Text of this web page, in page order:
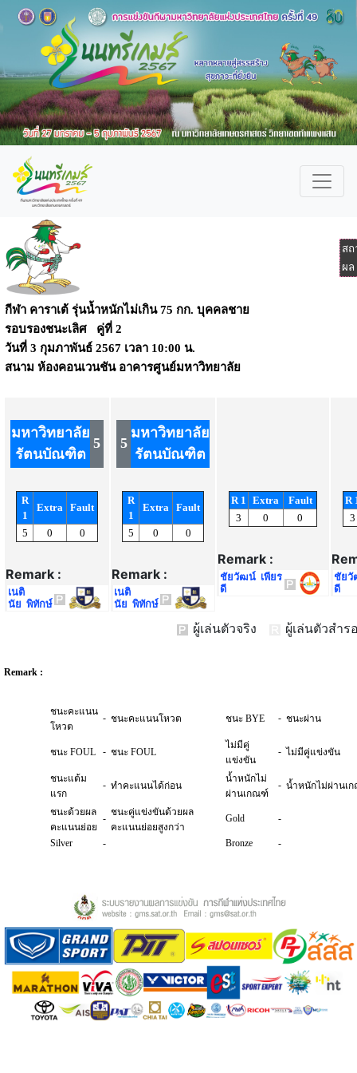
สถ
ผล
กีฬา คาราเต้ รุ่นน้ำหนักไม่เกิน 75 กก. บุคคลชาย
รอบรองชนะเลิศ คู่ที่ 2
วันที่ 3 กุมภาพันธ์ 2567 เวลา 10:00 น.
สนาม ห้องคอนเวนชัน อาคารศูนย์มหาวิทยาลัย
มหาวิทยาลัย
รัตนบัณฑิต
5
R
1
Extra Fault
5 0 0
Remark :
เนติ
นัย พิทักษ์
5
มหาวิทยาลัย
รัตนบัณฑิต
R
1
Extra Fault
5 0 0
Remark :
เนติ
นัย พิทักษ์
R 1 Extra
Fault
3
0 0
Remark :
ชัยวัฒน์ เพียร
ดี
R
3
ชัยวั
ดี
ผู้เล่นตัวจริง ผู้เล่นตัวสำ
Remark :
ชนะคะแนน
โหวต
- ชนะคะแนนโหวต ชนะ BYE - ชนะผ่าน
ชนะ FOUL - ชนะ FOUL
ไม่มีคู่
แข่งขัน
- ไม่มีคู่แข่งขัน
ชนะแต้ม
แรก
- ทำคะแนนได้ก่อน
น้ำหนักไม่
ผ่านเกณฑ์
- น้ำหนักไม่ผ่านเ
ชนะด้วยผล
คะแนนย่อย
-
ชนะคู่แข่งขันด้วยผล
คะแนนย่อยสูงกว่า
Gold -
Silver - Bronze -